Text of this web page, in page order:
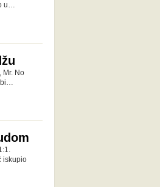
u…
Mr. No
iskupio